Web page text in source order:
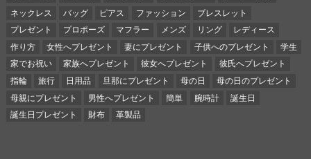
ネックレス
バッグ ピアス ファッション
ブレスレット
プレゼント
プロポーズ マフラー メンズ リング
レディース
作り方
女性へプレゼント 妻にプレゼント 子供へのプレゼント
学生
家でお祝い
家族へプレゼント 彼女へプレゼント
彼氏へプレゼント
指輪
旅行 日用品 旦那にプレゼント 母の日
母の日のプレゼント
母親にプレゼント
男性へプレゼント 簡単 腕時計
誕生日
誕生日プレゼント
財布 革製品